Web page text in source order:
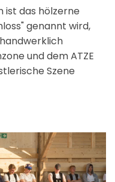
ist das hölzerne
genannt wird,
und dem ATZE
Szene